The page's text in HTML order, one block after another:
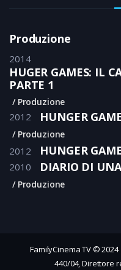
Produzione
2014
HUGER GAMES: IL
PARTE 1
Produzione
2012 HUNGER
Produzione
2012 HUNGER
2010 DIARIO DI
Produzione
FamilyCinema TV ©
440/04, Direttore